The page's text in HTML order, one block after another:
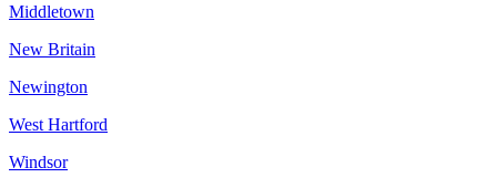
Middletown
New Britain
Newington
West Hartford
Windsor